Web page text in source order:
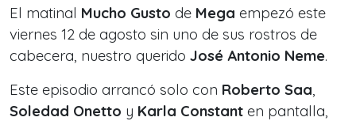
El matinal Mucho Gusto de Mega empezó este
viernes 12 de agosto sin uno de sus rostros de
cabecera, nuestro querido José Antonio Neme.
Este episodio arrancó solo con Roberto Saa,
Soledad Onetto y Karla Constant en pantalla,